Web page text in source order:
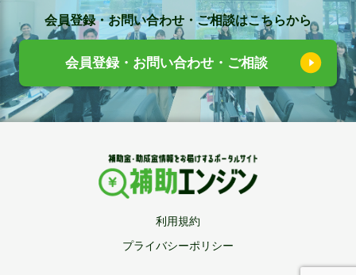
会員登録・お問い合わせ・ご相談はこちらから
会員登録・お問い合わせ・ご相談
利用規約
プライバシーポリシー